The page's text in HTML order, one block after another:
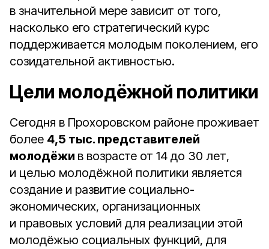
в значительной мере зависит от того,
насколько его стратегический курс
поддерживается молодым поколением, его
созидательной активностью.
Цели молодёжной политики
Сегодня в Прохоровском районе проживает
более 4,5 тыс. представителей
молодёжи в возрасте от 14 до 30 лет,
и целью молодёжной политики является
создание и развитие социально-
экономических, организационных
и правовых условий для реализации этой
молодёжью социальных функций, для